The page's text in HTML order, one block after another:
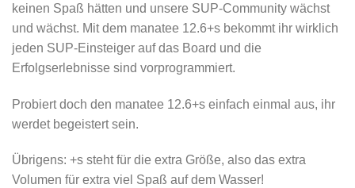
keinen Spaß hätten und unsere SUP-Community wächst
und wächst. Mit dem manatee 12.6+s bekommt ihr wirklich
jeden SUP-Einsteiger auf das Board und die
Erfolgserlebnisse sind vorprogrammiert.
Probiert doch den manatee 12.6+s einfach einmal aus, ihr
werdet begeistert sein.
Übrigens: +s steht für die extra Größe, also das extra
Volumen für extra viel Spaß auf dem Wasser!